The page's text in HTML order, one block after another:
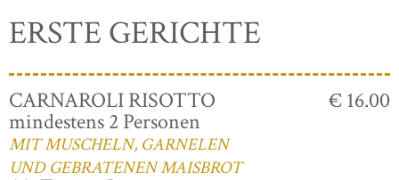
ERSTE GERICHTE
CARNAROLI RISOTTO
mindestens 2 Personen
MIT MUSCHELN, GARNELEN
UND GEBRATENEN MAISBROT
€ 16.00